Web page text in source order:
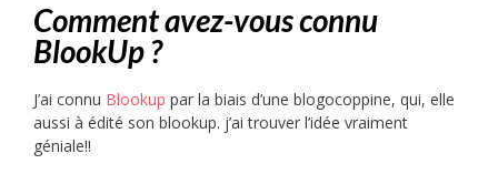
Comment avez-vous connu
BlookUp ?
J’ai connu Blookup par la biais d’une blogocoppine, qui, elle
aussi à édité son blookup. j’ai trouver l’idée vraiment
géniale!!